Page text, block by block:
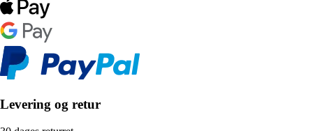
Levering og retur